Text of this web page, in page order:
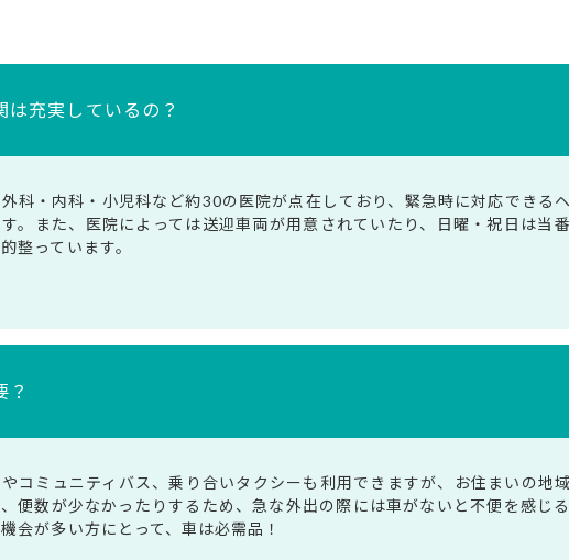
は充実しているの？
科・内科・小児科など約30の医院が点在しており、緊急時に対応できる
。また、医院によっては送迎車両が用意されていたり、日曜・祝日は当
整っています。
？
コミュニティバス、乗り合いタクシーも利用できますが、お住まいの地
便数が少なかったりするため、急な外出の際には車がないと不便を感じ
会が多い方にとって、車は必需品！